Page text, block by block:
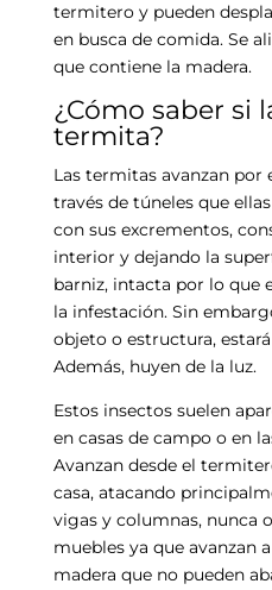
termitero y pueden
en busca de comida. Se
que contiene la madera.
¿Cómo saber si
termita?
Las termitas avanzan por
través de túneles que
con sus excrementos,
interior y dejando la
barniz, intacta por lo que
la infestación. Sin
objeto o estructura,
Además, huyen de la luz.
Estos insectos suelen
en casas de campo o en
Avanzan desde el
casa, atacando
vigas y columnas, nunca
muebles ya que avanzan
madera que no pueden